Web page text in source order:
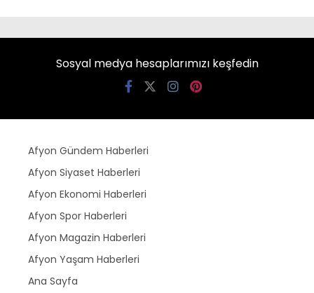
Sosyal medya hesaplarımızı keşfedin
Afyon Gündem Haberleri
Afyon Siyaset Haberleri
Afyon Ekonomi Haberleri
Afyon Spor Haberleri
Afyon Magazin Haberleri
Afyon Yaşam Haberleri
Ana Sayfa